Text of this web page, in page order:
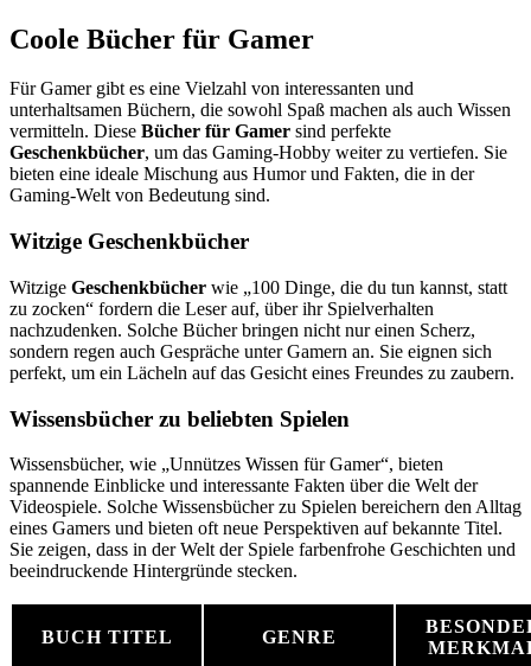
Coole Bücher für Gamer
Für Gamer gibt es eine Vielzahl von interessanten und
unterhaltsamen Büchern, die sowohl Spaß machen als auch Wissen
vermitteln. Diese Bücher für Gamer sind perfekte
Geschenkbücher, um das Gaming-Hobby weiter zu vertiefen. Sie
bieten eine ideale Mischung aus Humor und Fakten, die in der
Gaming-Welt von Bedeutung sind.
Witzige Geschenkbücher
Witzige Geschenkbücher wie „100 Dinge, die du tun kannst, statt
zu zocken“ fordern die Leser auf, über ihr Spielverhalten
nachzudenken. Solche Bücher bringen nicht nur einen Scherz,
sondern regen auch Gespräche unter Gamern an. Sie eignen sich
perfekt, um ein Lächeln auf das Gesicht eines Freundes zu zaubern.
Wissensbücher zu beliebten Spielen
Wissensbücher, wie „Unnützes Wissen für Gamer“, bieten
spannende Einblicke und interessante Fakten über die Welt der
Videospiele. Solche Wissensbücher zu Spielen bereichern den Alltag
eines Gamers und bieten oft neue Perspektiven auf bekannte Titel.
Sie zeigen, dass in der Welt der Spiele farbenfrohe Geschichten und
beeindruckende Hintergründe stecken.
BUCH TITEL GENRE